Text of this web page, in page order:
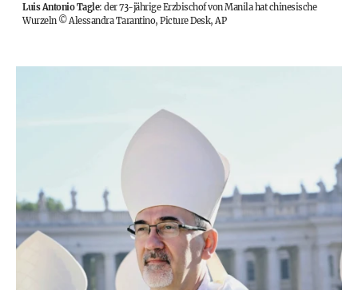
Luis Antonio Tagle: der 73-jährige Erzbischof von Manila hat chinesische
Wurzeln©Alessandra Tarantino, Picture Desk, AP